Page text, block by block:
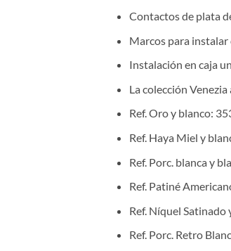
Contactos de plata
Marcos para
Instalación en caja
La colección
Ref. Oro y blanco:
Ref. Haya Miel y
Ref. Porc. blanca y
Ref. Patiné
Ref. Níquel Satinado
Ref. Porc. Retro